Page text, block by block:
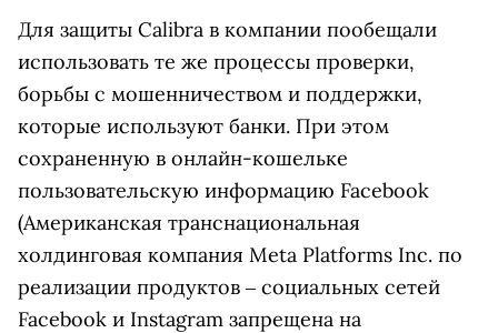
Для защиты Calibra в компании пообещали
использовать те же процессы проверки,
борьбы с мошенничеством и поддержки,
которые используют банки. При этом
сохраненную в онлайн-кошельке
пользовательскую информацию Facebook
(Американская транснациональная
холдинговая компания Meta Platforms Inc. по
реализации продуктов ‒ социальных сетей
Facebook и Instagram запрещена на